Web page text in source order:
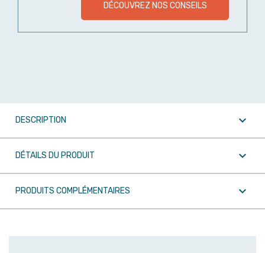
DÉCOUVREZ NOS CONSEILS
DESCRIPTION 
DÉTAILS DU PRODUIT 
PRODUITS COMPLÉMENTAIRES 